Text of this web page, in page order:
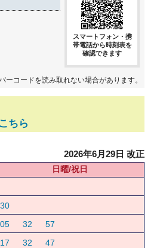
スマートフォン・携
帯電話から時刻表を
確認できます
コードを読み取れない場合があります。
ちら
2026年6月29日 改正
日曜/祝日
30
05 32 57
17 32 47